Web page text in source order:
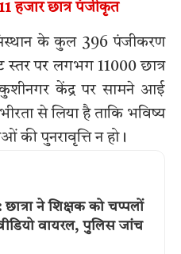
हजार छात्र पंजीकृत
संस्थान के कुल 396 पंजीकरण
स्तर पर लगभग 11000 छात्र
केंद्र पर सामने आई
से लिया है ताकि भविष्य
की पुनरावृत्ति न हो।
ने शिक्षक को चप्पलों
वायरल, पुलिस जांच